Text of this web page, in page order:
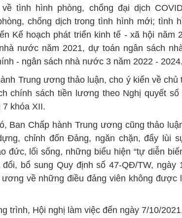
tình hình phòng, chống đại dịch
chống dịch trong tình hình mới; tình
Kế hoạch phát triển kinh tế - xã hội năm
nước năm 2021, dự toán ngân sách
- ngân sách nhà nước 3 năm 2022 - 2024.
Trung ương thảo luận, cho ý kiến về
chính sách tiền lương theo Nghị quyết số
khóa XII.
Ban Chấp hành Trung ương cũng thảo
chỉnh đốn Đảng, ngăn chặn, đẩy lùi
đức, lối sống, những biểu hiện “tự diễn
bổ sung Quy định số 47-QĐ/TW, ngày
ương về những điều đảng viên không được
trình, Hội nghị làm việc đến ngày 7/10/